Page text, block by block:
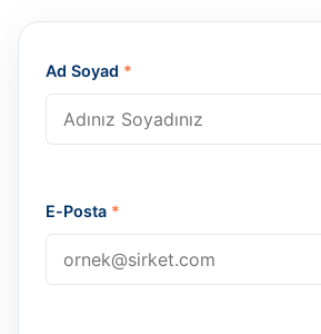
Ad Soyad *
E-Posta *